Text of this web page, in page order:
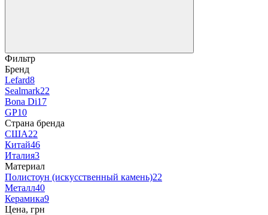
Фильтр
Бренд
Lefard8
Sealmark22
Bona Di17
GP10
Страна бренда
США22
Китай46
Италия3
Материал
Полистоун (искусственный камень)22
Металл40
Керамика9
Цена, грн